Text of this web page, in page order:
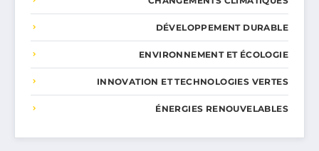
DÉVELOPPEMENT DURABLE
ENVIRONNEMENT ET ÉCOLOGIE
INNOVATION ET TECHNOLOGIES VERTES
ÉNERGIES RENOUVELABLES